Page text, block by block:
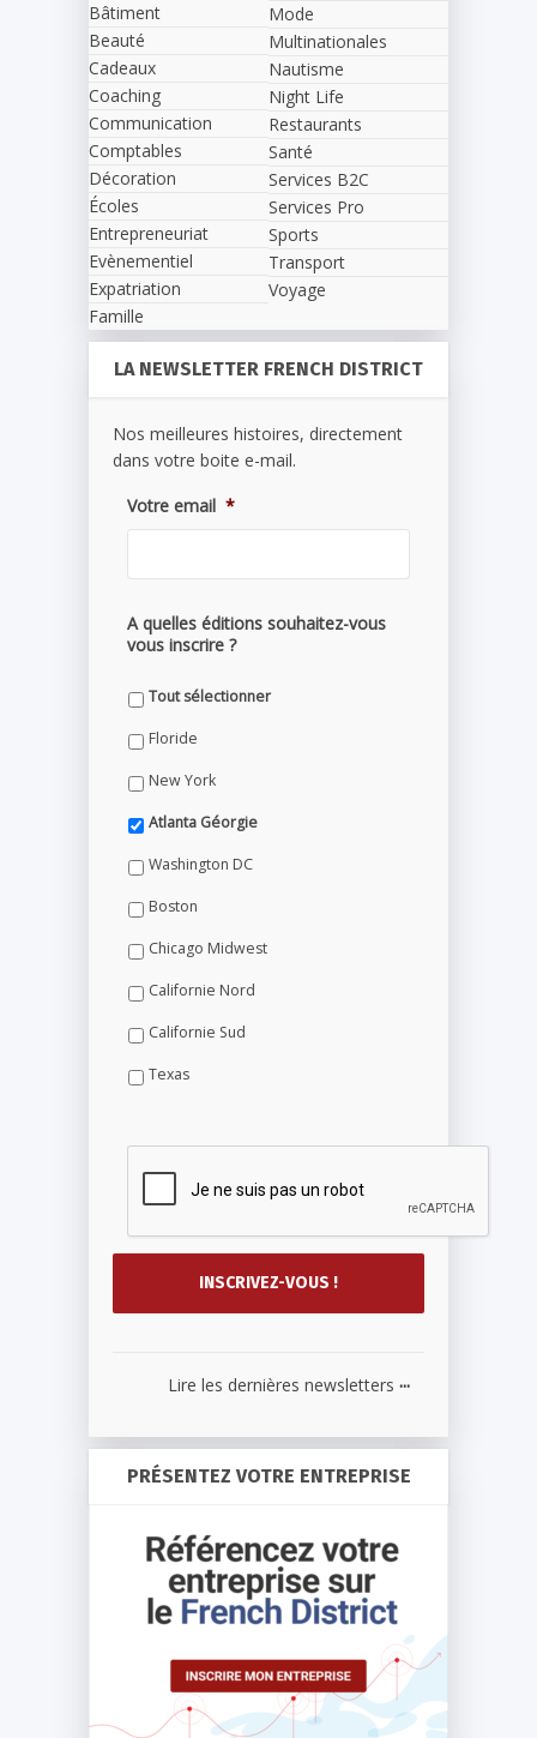
Bâtiment
Beauté
Cadeaux
Coaching
Communication
Comptables
Décoration
Écoles
Entrepreneuriat
Evènementiel
Expatriation
Famille
Mode
Multinationales
Nautisme
Night Life
Restaurants
Santé
Services B2C
Services Pro
Sports
Transport
Voyage
LA NEWSLETTER FRENCH DISTRICT
Nos meilleures histoires, directement
dans votre boite e-mail.
Votre email *
A quelles éditions souhaitez-vous
vous inscrire ?
Tout sélectionner
Floride
New York
Atlanta Géorgie
Washington DC
Boston
Chicago Midwest
Californie Nord
Californie Sud
Texas
Lire les dernières newsletters ...
PRÉSENTEZ VOTRE ENTREPRISE